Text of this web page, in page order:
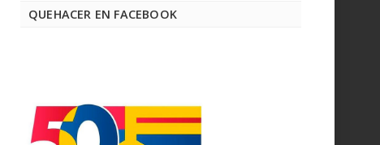
QUEHACER EN FACEBOOK